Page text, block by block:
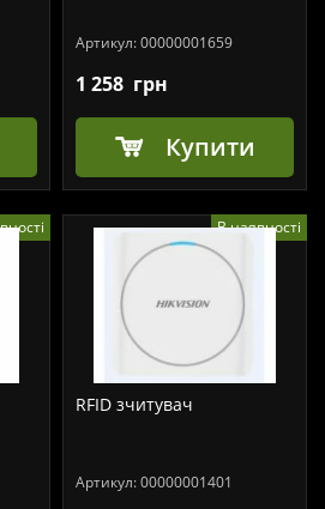
Артикул:00000001659
1 258 грн
Купити
В наявності
RFID зчитувач
Артикул:00000001401